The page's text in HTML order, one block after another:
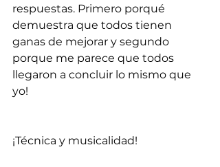
respuestas. Primero porqué
demuestra que todos tienen
ganas de mejorar y segundo
porque me parece que todos
llegaron a concluir lo mismo que
yo!
¡Técnica y musicalidad!